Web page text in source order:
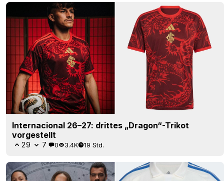
Internacional 26–27: drittes „Dragon“-Trikot
vorgestellt
29 7 0 3.4K 19 Std.